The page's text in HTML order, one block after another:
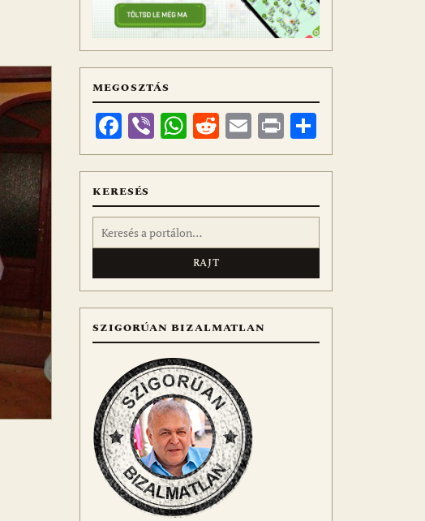
MEGOSZTÁS
Facebook
ViberWhatsApp
Reddit
Email
Print
meg
KERESÉS
Keresés:
SZIGORÚAN BIZALMATLAN